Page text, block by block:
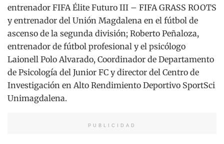
entrenador FIFA Élite Futuro III – FIFA GRASS ROOTS
y entrenador del Unión Magdalena en el fútbol de
ascenso de la segunda división; Roberto Peñaloza,
entrenador de fútbol profesional y el psicólogo
Laionell Polo Alvarado, Coordinador de Departamento
de Psicología del Junior FC y director del Centro de
Investigación en Alto Rendimiento Deportivo SportSci
Unimagdalena.
PUBLICIDAD